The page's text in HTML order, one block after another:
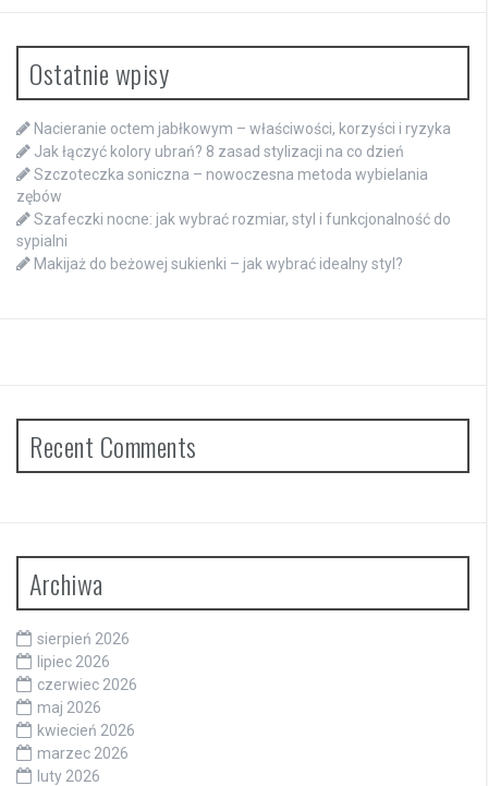
Ostatnie wpisy
Nacieranie octem jabłkowym – właściwości, korzyści i ryzyka
Jak łączyć kolory ubrań? 8 zasad stylizacji na co dzień
Szczoteczka soniczna – nowoczesna metoda wybielania
zębów
Szafeczki nocne: jak wybrać rozmiar, styl i funkcjonalność do
sypialni
Makijaż do beżowej sukienki – jak wybrać idealny styl?
Recent Comments
Archiwa
sierpień 2026
lipiec 2026
czerwiec 2026
maj 2026
kwiecień 2026
marzec 2026
luty 2026